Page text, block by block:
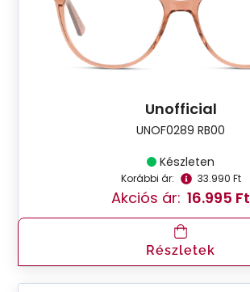
Unofficial
UNOF0289 RB00
Készleten
Korábbi ár: 33.990 Ft
Akciós ár: 16.995 Ft
Részletek